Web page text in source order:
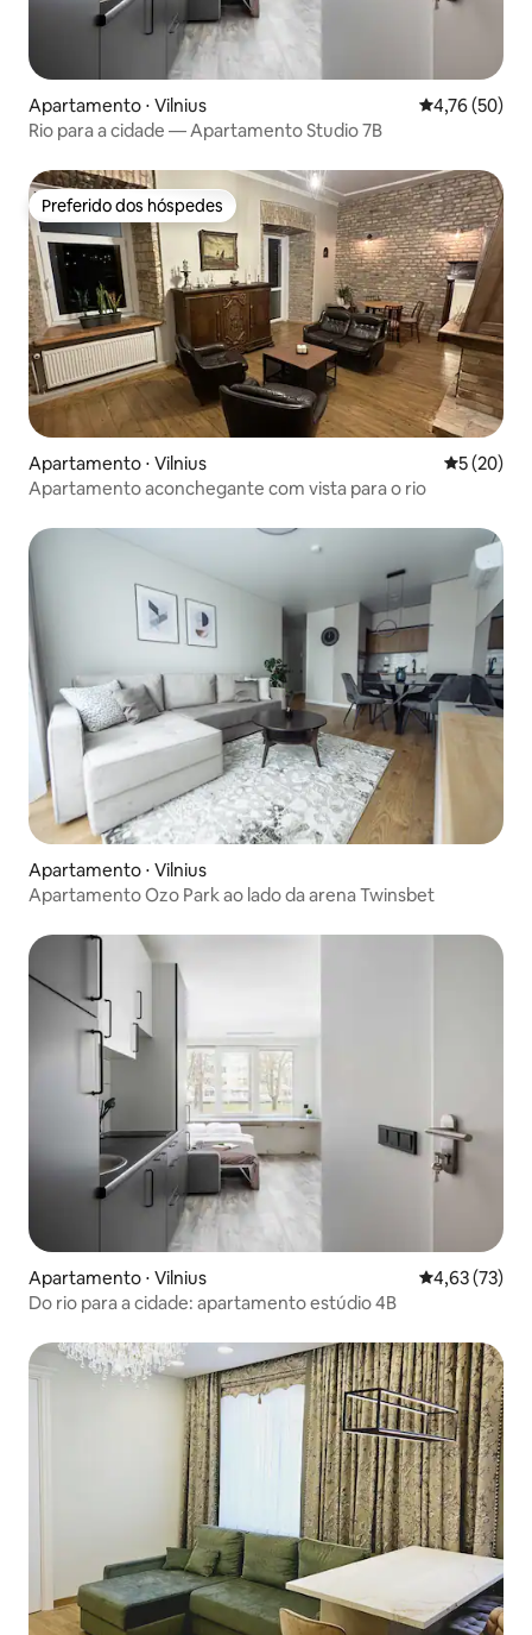
Apartamento ⋅ Vilnius 4,76 de uma
4,76 (50)
Rio para a cidade — Apartamento Studio 7B
Preferido dos hóspedes
Preferido dos hóspedes
Apartamento ⋅ Vilnius 5 de uma
5 (20)
Apartamento aconchegante com vista para o rio
Apartamento ⋅ Vilnius
Apartamento Ozo Park ao lado da arena Twinsbet
Apartamento ⋅ Vilnius 4,63 de uma
4,63 (73)
Do rio para a cidade: apartamento estúdio 4B